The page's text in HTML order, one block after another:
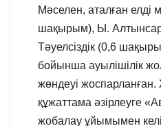
Мәселен, аталған елді
шақырым), Ы.
Тәуелсіздік (0,6
бойынша ауылішілік
жөндеуі
құжаттама әзірлеуге
жобалау ұйымымен